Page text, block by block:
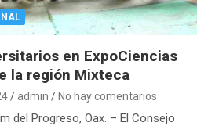
en ExpoCiencias
la región Mixteca
admin No hay comentarios
del Progreso, Oax. – El Consejo